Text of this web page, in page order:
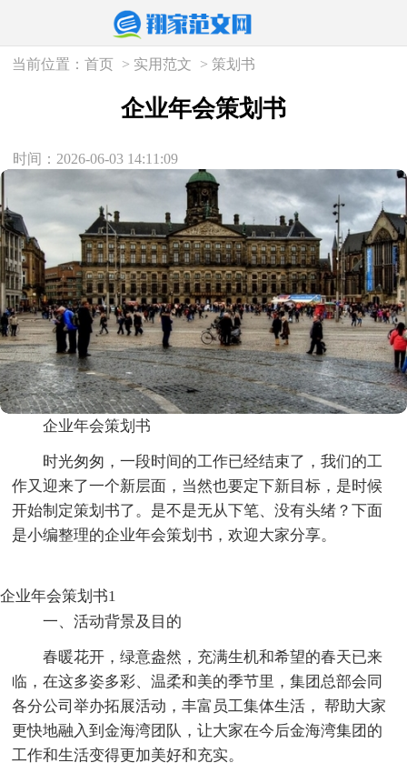
当前位置：首页 > 实用范文 > 策划书
企业年会策划书
时间：2026-06-03 14:11:09
企业年会策划书
时光匆匆，一段时间的工作已经结束了，我们的工
作又迎来了一个新层面，当然也要定下新目标，是时候
开始制定策划书了。是不是无从下笔、没有头绪？下面
是小编整理的企业年会策划书，欢迎大家分享。
企业年会策划书1
一、活动背景及目的
春暖花开，绿意盎然，充满生机和希望的春天已来
临，在这多姿多彩、温柔和美的季节里，集团总部会同
各分公司举办拓展活动，丰富员工集体生活， 帮助大家
更快地融入到金海湾团队，让大家在今后金海湾集团的
工作和生活变得更加美好和充实。